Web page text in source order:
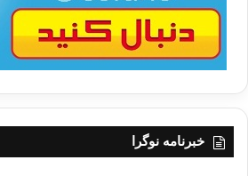
خبرنامه نوگرا